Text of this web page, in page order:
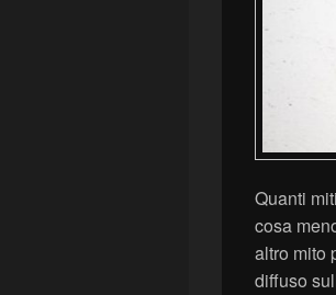
Quanti
cosa
altro mito
diffuso